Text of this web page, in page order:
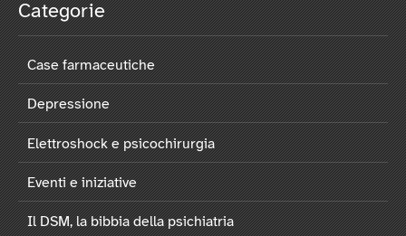
Categorie
Case farmaceutiche
Depressione
Elettroshock e psicochirurgia
Eventi e iniziative
Il DSM, la bibbia della psichiatria